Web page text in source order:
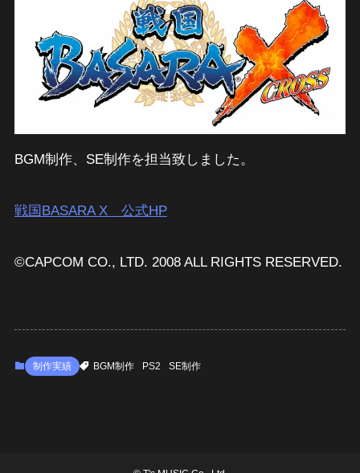
BGM制作、SE制作を担当致しました。
戦国BASARA X 公式HP
©CAPCOM CO., LTD. 2008 ALL RIGHTS RESERVED.
制作実績 BGM制作 PS2 SE制作